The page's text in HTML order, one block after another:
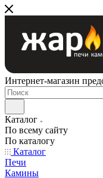
Интернет-магазин
Каталог
По всему сайту
По каталогу
Каталог
Печи
Камины